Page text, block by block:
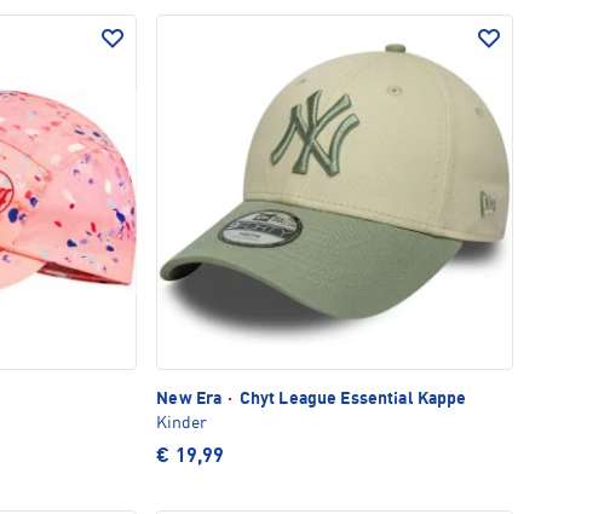
New Era · Chyt League Essential Kappe
Kinder
€ 19,99